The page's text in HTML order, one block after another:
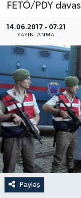
FETÖ/PDY
14.06.2017 - 07:21
YAYINLANMA
Paylaş
Sinema
Sivil Toplum
Siyaset
Spor
Tarım
Turizm